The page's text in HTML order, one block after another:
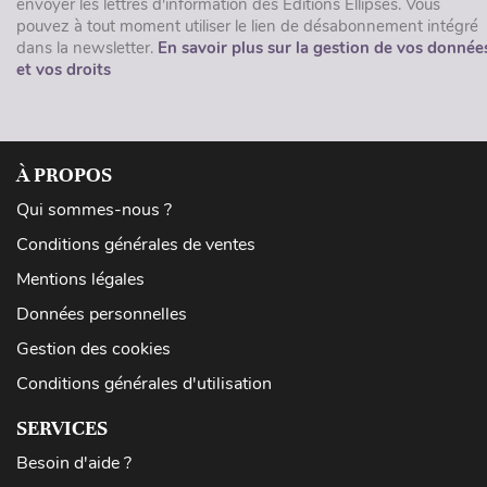
pouvez à tout moment utiliser le lien de désabonnement intégré
dans la newsletter. En savoir plus sur la gestion de vos
et vos droits
À PROPOS
Qui sommes-nous ?
Conditions générales de ventes
Mentions légales
Données personnelles
Gestion des cookies
Conditions générales d'utilisation
SERVICES
Besoin d'aide ?